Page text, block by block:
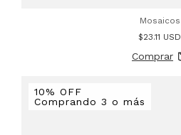
Mosaicos
$23.11 USD
10% OFF
Comprando 3 o más